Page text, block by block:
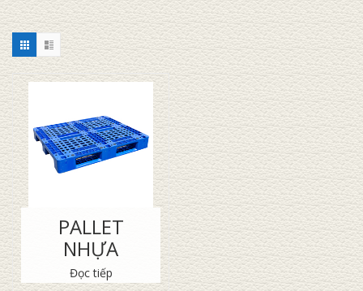
PALLET
NHỰA
Đọc tiếp